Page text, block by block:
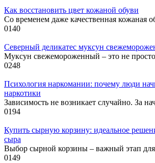
Как восстановить цвет кожаной обуви
Со временем даже качественная кожаная
0140
Северный деликатес муксун
Муксун свежемороженный – это не
0248
Психология наркомании: почему люди
наркотики
Зависимость не возникает случайно. За
0194
Купить сырную корзину: идеальное
сыра
Выбор сырной корзины – важный этап для
0149